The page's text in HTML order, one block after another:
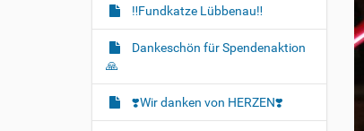
‼️Fundkatze Lübbenau‼️
Dankeschön für Spendenaktion
🙏
❣️Wir danken von HERZEN❣️